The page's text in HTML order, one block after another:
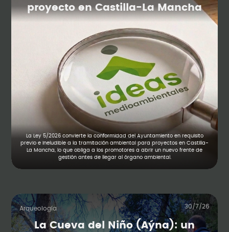
proyecto en Castilla-La Mancha
La Ley 5/2026 convierte la conformidad del Ayuntamiento en requisito
previo e ineludible a la tramitación ambiental para proyectos en Castilla-
La Mancha, lo que obliga a los promotores a abrir un nuevo frente de
gestión antes de llegar al órgano ambiental.
Arqueología 30/7/26
La Cueva del Niño (Aýna): un